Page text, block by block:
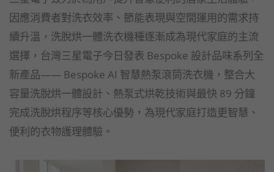
因應消費者對洗衣效率、節能表現與空間運用的需求持
續升溫，洗脫烘一體洗衣機種逐漸成為現代家庭的主流
選擇，台灣三星電子今日發表 Bespoke 設計品味系列全
新產品—— Bespoke AI 智慧熱泵滾筒洗衣機，整合大
容量洗脫烘一體設計、熱泵式烘乾技術與最快 89 分鐘
完成洗脫烘程序等核心優勢，為現代家庭打造更智慧、
便利的衣物護理體驗。